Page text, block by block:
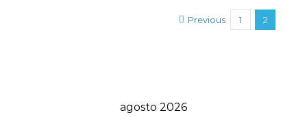
Previous 1 2
agosto 2026